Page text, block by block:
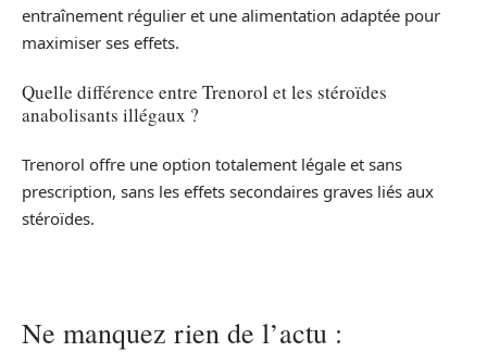
entraînement régulier et une alimentation adaptée pour
maximiser ses effets.
Quelle différence entre Trenorol et les stéroïdes
anabolisants illégaux ?
Trenorol offre une option totalement légale et sans
prescription, sans les effets secondaires graves liés aux
stéroïdes.
Ne manquez rien de l’actu :